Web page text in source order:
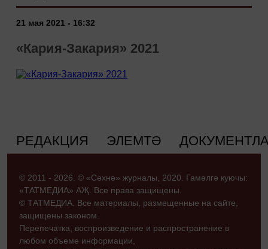
21 мая 2021 - 16:32
«Кария-Закария» 2021
РЕДАКЦИЯ ЭЛЕМТӘ
© 2011 - 2026. © «Сәхнә» журналы, 2020. Гамәлгә куючы:
«ТАТМЕДИА» АҖ. Все права защищены.
© ТАТМЕДИА. Все материалы, размещенные на сайте,
защищены законом.
Перепечатка, воспроизведение и распространение в
любом объеме информации,